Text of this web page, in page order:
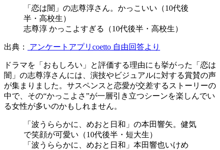
「恋は闇」の志尊淳さん。かっこいい（10代後
半・高校生）
志尊淳 かっこよすぎる（10代後半・高校生）
出典： アンケートアプリcoetto 自由回答より
ドラマを「おもしろい」と評価する理由にも挙がった「恋は
闇」の志尊淳さんには、演技やビジュアルに対する賞賛の声
が集まりました。サスペンスと恋愛が交差するストーリーの
中で、その“かっこよさ”が一層引き立つシーンを楽しんでい
る女性が多いのかもしれません。
「波うららかに、めおと日和」の本田響矢。健気
で笑顔が可愛い（10代後半・短大生）
「波うららかに、めおと日和」本田響也いけめ